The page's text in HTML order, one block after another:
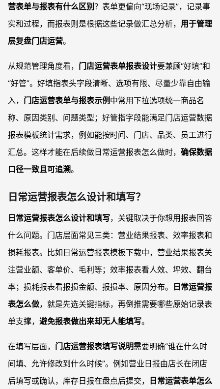
营表单与报表有什么区别 ？表单更偏向“现场记录”，记录事
实和过程，而报表则是根据这些记录做汇总分析， 用于管理
层复盘门店运营。
从规范管理角度看， 门店运营表单报表设计要兼顾“好填”和
“好管”。好填指表头字段清晰、选项有限、尽量少靠自由输
入， 门店运营表单与报表示例 中常用下拉选项统一商品名
称、原因类别、问题类型；好管指字段能满足门店运营数据
报表模板统计需求，例如能按时间、门店、品类、员工进行
汇总。这样才能在后续做日常运营报表怎么做时， 确保数据
口径一致且可追溯。
日常运营报表怎么设计和填写？
日常运营报表怎么设计和填写，关键取决于你想用报表回答
什么问题。门店层面常见三类：营业结果报表、效率报表和
损耗报表。比如日常运营报表模板下载中，营业结果报表关
注营业额、客单价、毛利等；效率报表看人效、坪效、翻台
率；损耗报表看报损金额、报损率、原因分布。
日常运营报
表怎么做，就是先选关键指标，再倒推需要哪些原始记录表
单支撑， 避免报表做出来却无人能填写。
在填写层面， 门店运营报表填写说明需要明确“谁在什么时
间填、允许修改到什么时候”。例如营业日报由店长在闭店
后填写或确认，库存日报在盘点后提交，
日常运营表单怎么